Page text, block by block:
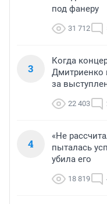
под фанеру
31 712
3
Когда
Дмитриенко
за
22 403
4
«Не
пыталась
убила его
18 819